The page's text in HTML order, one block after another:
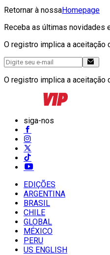
Retornar à nossaHomepage
Receba as últimas novidades
O registro implica a aceitação
O registro implica a aceitação
siga-nos
EDIÇÕES
ARGENTINA
BRASIL
CHILE
GLOBAL
MÉXICO
PERU
US ENGLISH